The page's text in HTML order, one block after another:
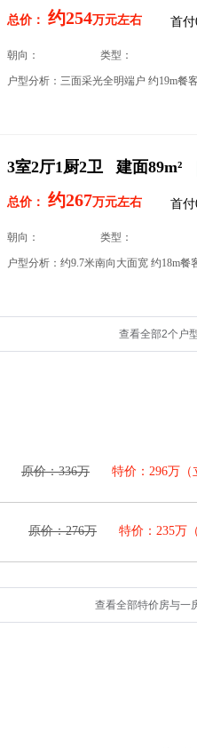
总价： 约254万元左右 首
朝向： 类型：
3室2厅1厨2卫 建面89m²
总价： 约267万元左右 首
朝向： 类型：
查看全部2个户
原价：336万 特价：296万（
原价：276万 特价：235万
查看全部特价房与一